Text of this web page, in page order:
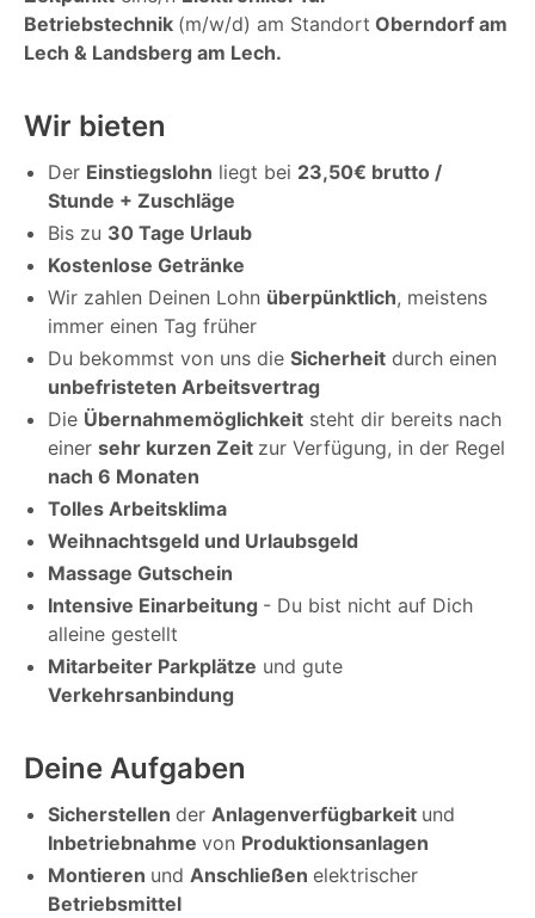
Betriebstechnik (m/w/d) am Standort Oberndorf am
Lech & Landsberg am Lech.
Wir bieten
Der Einstiegslohn liegt bei 23,50€ brutto /
Stunde + Zuschläge
Bis zu 30 Tage Urlaub
Kostenlose Getränke
Wir zahlen Deinen Lohn überpünktlich, meistens
immer einen Tag früher
Du bekommst von uns die Sicherheit durch einen
unbefristeten Arbeitsvertrag
Die Übernahmemöglichkeit steht dir bereits nach
einer sehr kurzen Zeit zur Verfügung, in der Regel
nach 6 Monaten
Tolles Arbeitsklima
Weihnachtsgeld und Urlaubsgeld
Massage Gutschein
Intensive Einarbeitung - Du bist nicht auf Dich
alleine gestellt
Mitarbeiter Parkplätze und gute
Verkehrsanbindung
Deine Aufgaben
Sicherstellen der Anlagenverfügbarkeit und
Inbetriebnahme von Produktionsanlagen
Montieren und Anschließen elektrischer
Betriebsmittel